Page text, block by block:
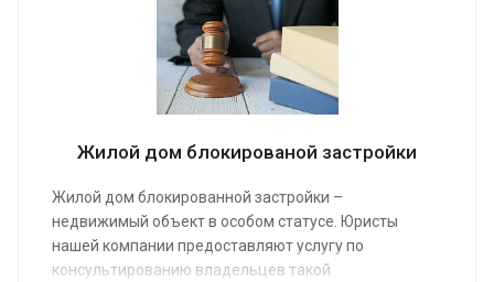
Жилой дом блокированой застройки
Жилой дом блокированной застройки –
недвижимый объект в особом статусе. Юристы
нашей компании предоставляют услугу по
консультированию владельцев такой